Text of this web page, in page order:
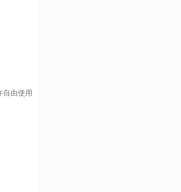
自由使用